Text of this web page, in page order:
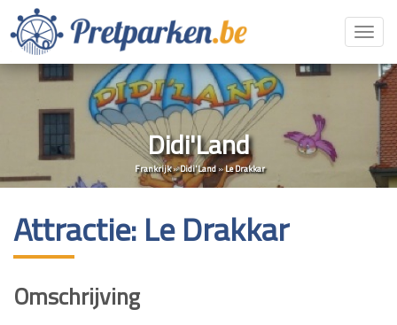
Didi'Land
Frankrijk»Didi'Land»Le Drakkar
Attractie: Le Drakkar
Omschrijving